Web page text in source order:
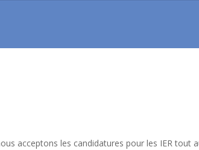
acceptons les candidatures pour les IER tout